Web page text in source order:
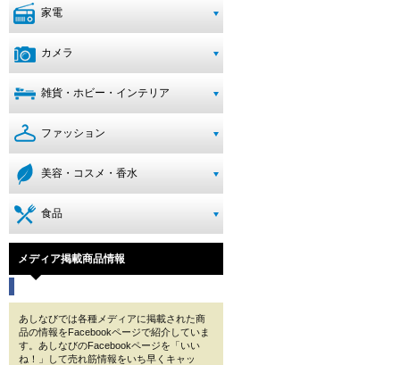
家電
カメラ
雑貨・ホビー・インテリア
ファッション
美容・コスメ・香水
食品
メディア掲載商品情報
あしなびでは各種メディアに掲載された商
品の情報をFacebookページで紹介していま
す。あしなびのFacebookページを「いい
ね！」して売れ筋情報をいち早くキャッ